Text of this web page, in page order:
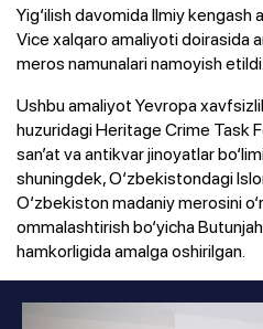
Yig‘ilish davomida Ilmiy kengash
Vice xalqaro amaliyoti doirasida
meros namunalari namoyish etildi.
Ushbu amaliyot Yevropa
huzuridagi Heritage Crime Task
san’at va antikvar jinoyatlar
shuningdek, O‘zbekistondagi
O‘zbekiston madaniy merosini
ommalashtirish bo‘yicha
hamkorligida amalga oshirilgan.